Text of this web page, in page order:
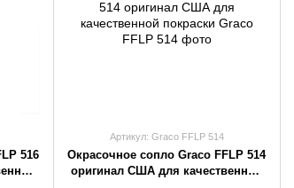
516
Артикул: Graco FFLP 514
Окрасочное cопло Graco FFLP 514
оригинал США для качественной